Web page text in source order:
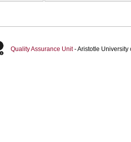
Quality Assurance Unit- Aristotle